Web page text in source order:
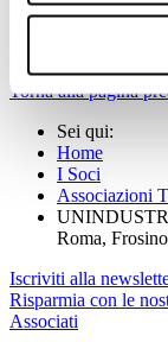
Email
Per saperne di più,
Torna alla pagina
Sei qui:
Home
I Soci
Associazioni
Roma,
Iscriviti alla
Risparmia con le
Associati